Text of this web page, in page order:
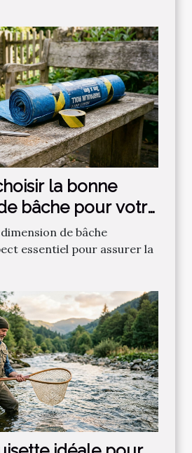
la bonne
bâche pour votre
de bâche
essentiel pour assurer la